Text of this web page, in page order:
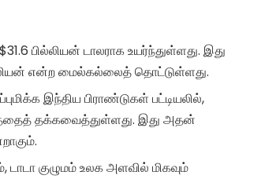
பில்லியன் டாலராக உயர்ந்துள்ளது. இது
என்ற மைல்கல்லைத் தொட்டுள்ளது.
இந்திய பிராண்டுகள் பட்டியலில்,
தக்கவைத்துள்ளது. இது அதன்
டாடா குழுமம் உலக அளவில் மிகவும்